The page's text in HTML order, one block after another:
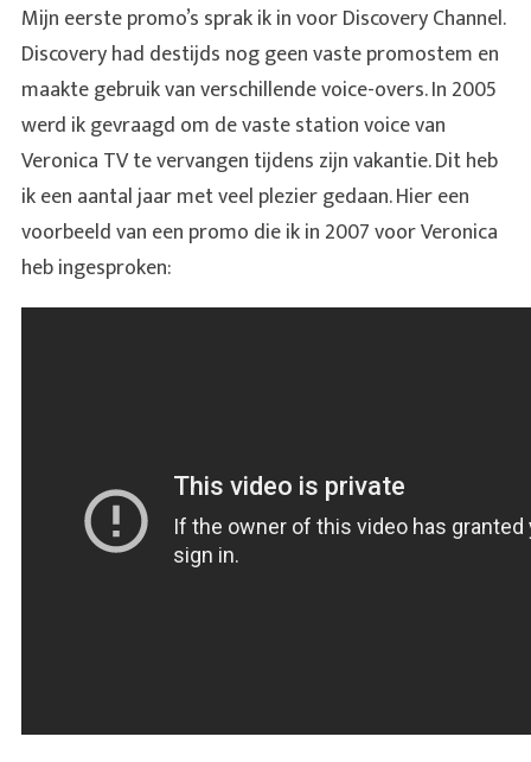
Mijn eerste promo’s sprak ik in voor Discovery Channel.
Discovery had destijds nog geen vaste promostem en
maakte gebruik van verschillende voice-overs. In 2005
werd ik gevraagd om de vaste station voice van
Veronica TV te vervangen tijdens zijn vakantie. Dit heb
ik een aantal jaar met veel plezier gedaan. Hier een
voorbeeld van een promo die ik in 2007 voor Veronica
heb ingesproken: